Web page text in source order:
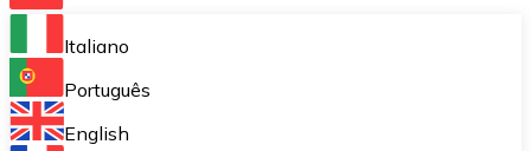
Bitnovo Ramp
Integra nuestra solución en tu plataforma.
Bitnovo Giftcards
Italiano
Português
English